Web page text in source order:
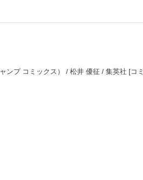
ンプ コミックス） / 松井 優征 / 集英社 [コミ